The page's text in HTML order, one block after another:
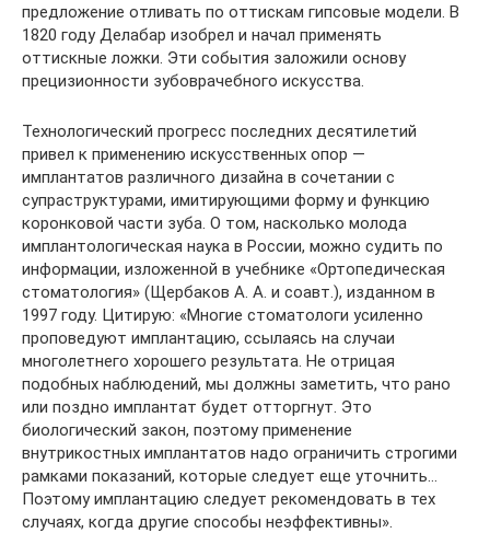
предложение отливать по оттискам гипсовые модели. В
1820 году Делабар изобрел и начал применять
оттискные ложки. Эти события заложили основу
прецизионности зубоврачебного искусства.
Технологический прогресс последних десятилетий
привел к применению искусственных опор —
имплантатов различного дизайна в сочетании с
супраструктурами, имитирующими форму и функцию
коронковой части зуба. О том, насколько молода
имплантологическая наука в России, можно судить по
информации, изложенной в учебнике «Ортопедическая
стоматология» (Щербаков А. А. и соавт.), изданном в
1997 году. Цитирую: «Многие стоматологи усиленно
проповедуют имплантацию, ссылаясь на случаи
многолетнего хорошего результата. Не отрицая
подобных наблюдений, мы должны заметить, что рано
или поздно имплантат будет отторгнут. Это
биологический закон, поэтому применение
внутрикостных имплантатов надо ограничить строгими
рамками показаний, которые следует еще уточнить…
Поэтому имплантацию следует рекомендовать в тех
случаях, когда другие способы неэффективны».